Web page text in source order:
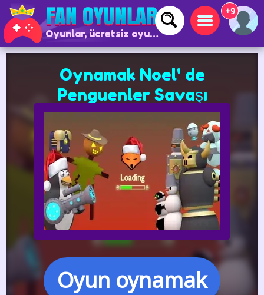
Oyunlar, ücretsiz oyunlar ve çevrimiçi oyunlar
+9
Oynamak Noel' de
Penguenler Savaşı
Oyun oynamak